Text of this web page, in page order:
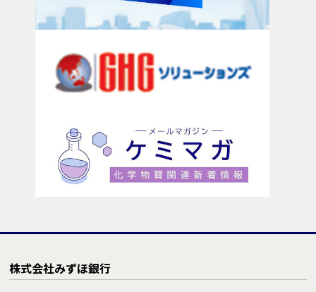
株式会社みずほ銀行